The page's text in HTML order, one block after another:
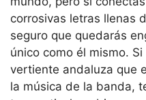
corrosivas letras llenas
seguro que quedarás
único como él mismo.
vertiente andaluza que
la música de la banda,